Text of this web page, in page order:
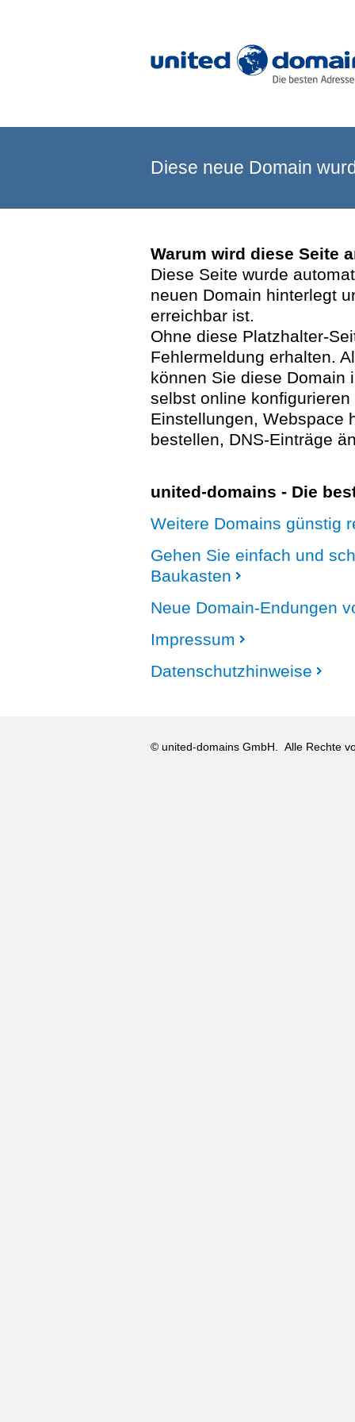
Diese neue Domain
Warum wird diese Seite
Diese Seite wurde
neuen Domain hinterlegt
erreichbar ist.
Ohne diese Platzhalter-
Fehlermeldung erhalten.
können Sie diese Domain
selbst online
Einstellungen, Webspace
bestellen, DNS-Einträge
united-domains - Die
Weitere Domains günstig
Gehen Sie einfach und
Baukasten
Neue Domain-Endungen
Impressum
Datenschutzhinweise
© united-domains GmbH. Alle Rechte